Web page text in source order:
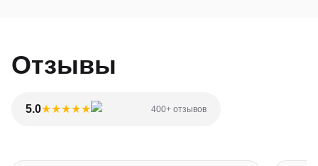
Отзывы
5.0★★★★★ 400+ отзывов